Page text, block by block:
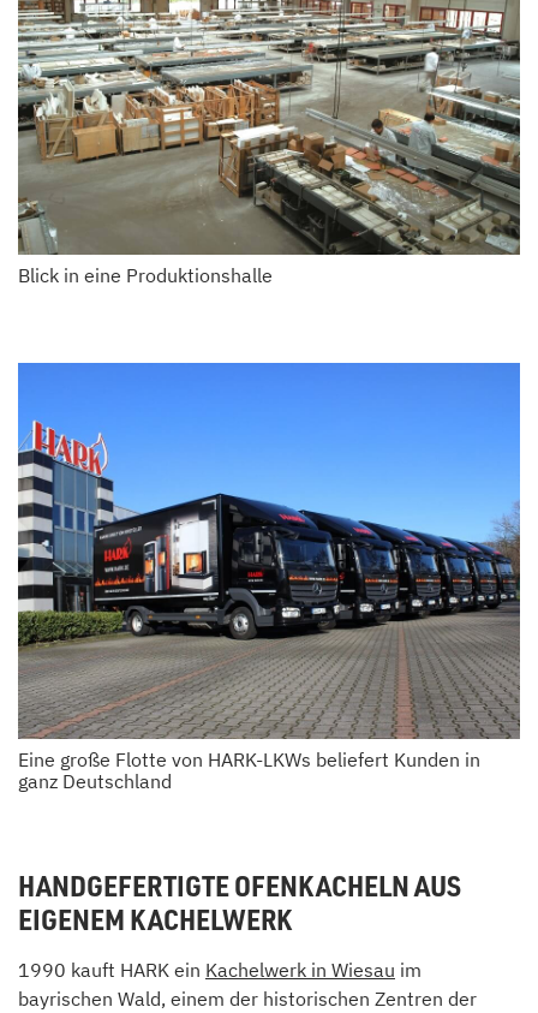
Blick in eine Produktionshalle
Eine große Flotte von HARK-LKWs beliefert Kunden in
ganz Deutschland
HANDGEFERTIGTE OFENKACHELN AUS
EIGENEM KACHELWERK
1990 kauft HARK ein Kachelwerk in Wiesau im
bayrischen Wald, einem der historischen Zentren der